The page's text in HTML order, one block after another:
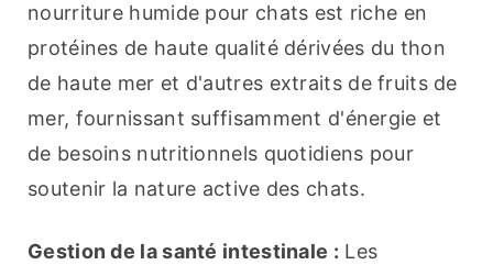
nourriture humide pour chats est riche en
protéines de haute qualité dérivées du thon
de haute mer et d'autres extraits de fruits de
mer, fournissant suffisamment d'énergie et
de besoins nutritionnels quotidiens pour
soutenir la nature active des chats.
Gestion de la santé intestinale : Les